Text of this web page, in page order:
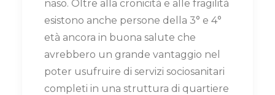
naso. Oltre alla cronicità e alle fragilità
esistono anche persone della 3° e 4°
età ancora in buona salute che
avrebbero un grande vantaggio nel
poter usufruire di servizi sociosanitari
completi in una struttura di quartiere